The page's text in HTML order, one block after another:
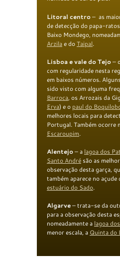
Litoral centro– as
de detecção do papa-
Baixo Mondego,
Arzilae doTaipal.
Lisboa evale do Tejo–
com regularidade nesta
em baixos números.
sido visto com alguma
Barroca, os Arrozais da
Erva) e o paul do
melhores locais para
Portugal. Também ocorre
Escaroupim.
Alentejo– a lagoa dos
Santo André são as
observação desta garça,
também aparece no
estuário do Sado.
Algarve– trata-se da
para a observação desta
nomeadamente a lagoa
menor escala, a Quinta do